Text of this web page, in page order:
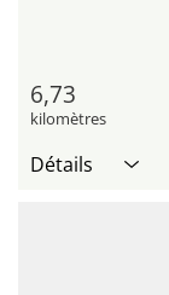
6,73
kilomètres
Détails